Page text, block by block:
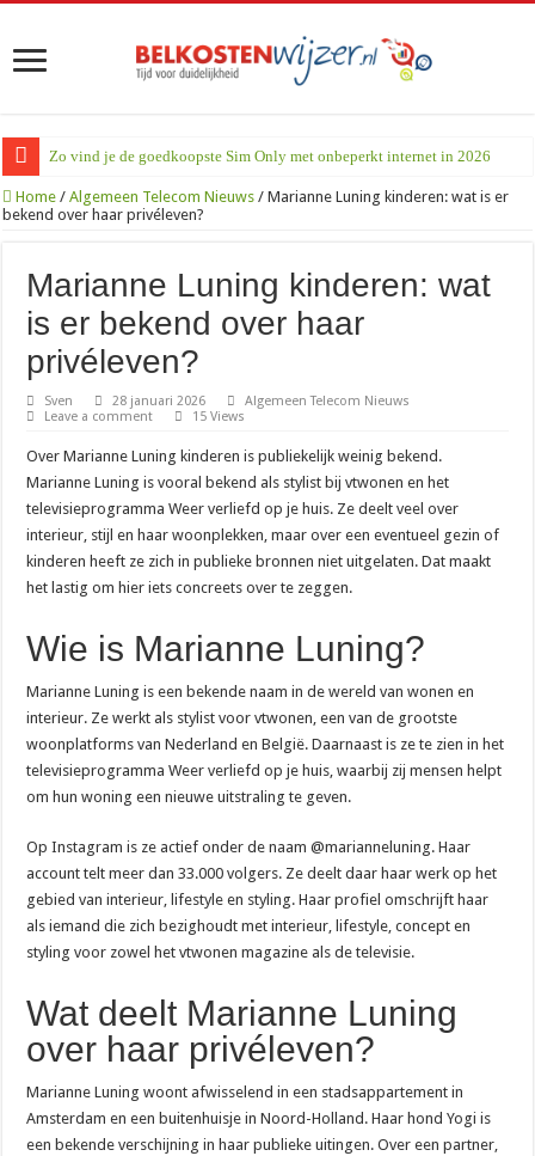
Zo vind je de goedkoopste Sim Only met onbeperkt internet in 2026
Home / Algemeen Telecom Nieuws / Marianne Luning kinderen: wat is er
bekend over haar privéleven?
Marianne Luning kinderen: wat
is er bekend over haar
privéleven?
Sven 28 januari 2026
Algemeen Telecom Nieuws
Leave a comment
15 Views
Over Marianne Luning kinderen is publiekelijk weinig bekend.
Marianne Luning is vooral bekend als stylist bij vtwonen en het
televisieprogramma Weer verliefd op je huis. Ze deelt veel over
interieur, stijl en haar woonplekken, maar over een eventueel gezin of
kinderen heeft ze zich in publieke bronnen niet uitgelaten. Dat maakt
het lastig om hier iets concreets over te zeggen.
Wie is Marianne Luning?
Marianne Luning is een bekende naam in de wereld van wonen en
interieur. Ze werkt als stylist voor vtwonen, een van de grootste
woonplatforms van Nederland en België. Daarnaast is ze te zien in het
televisieprogramma Weer verliefd op je huis, waarbij zij mensen helpt
om hun woning een nieuwe uitstraling te geven.
Op Instagram is ze actief onder de naam @marianneluning. Haar
account telt meer dan 33.000 volgers. Ze deelt daar haar werk op het
gebied van interieur, lifestyle en styling. Haar profiel omschrijft haar
als iemand die zich bezighoudt met interieur, lifestyle, concept en
styling voor zowel het vtwonen magazine als de televisie.
Wat deelt Marianne Luning
over haar privéleven?
Marianne Luning woont afwisselend in een stadsappartement in
Amsterdam en een buitenhuisje in Noord-Holland. Haar hond Yogi is
een bekende verschijning in haar publieke uitingen. Over een partner,